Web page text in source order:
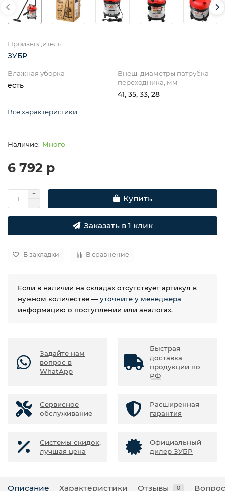
Производитель
ЗУБР
Влажная уборка
есть
Внеш. диаметры патрубка-
переходника, мм
41, 35, 33, 28
Все характеристики
Много
6 792 р
Купить
Заказать в 1 клик
В закладки В сравнение
Если в наличии на складах отсутствует артикул в
нужном количестве —уточните у менеджера
информацию о поступлении или аналогах.
Задайте нам
вопрос в
WhatApp
Быстрая
доставка
продукции по
РФ
Сервисное
обслуживание
Расширенная
гарантия
Системы скидок,
лучшая цена
Официальный
дилер ЗУБР
Описание Характеристики Отзывы 0